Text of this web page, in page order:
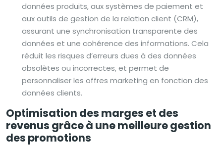
données produits, aux systèmes de paiement et
aux outils de gestion de la relation client (CRM),
assurant une synchronisation transparente des
données et une cohérence des informations. Cela
réduit les risques d’erreurs dues à des données
obsolètes ou incorrectes, et permet de
personnaliser les offres marketing en fonction des
données clients.
Optimisation des marges et des
revenus grâce à une meilleure gestion
des promotions